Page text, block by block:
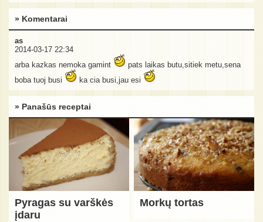
» Komentarai
as
2014-03-17 22:34
arba kazkas nemoka gamint
pats laikas butu,sitiek metu,sena
boba tuoj busi
ka cia busi,jau esi
» Panašūs receptai
Pyragas su varškės
įdaru
Morkų tortas